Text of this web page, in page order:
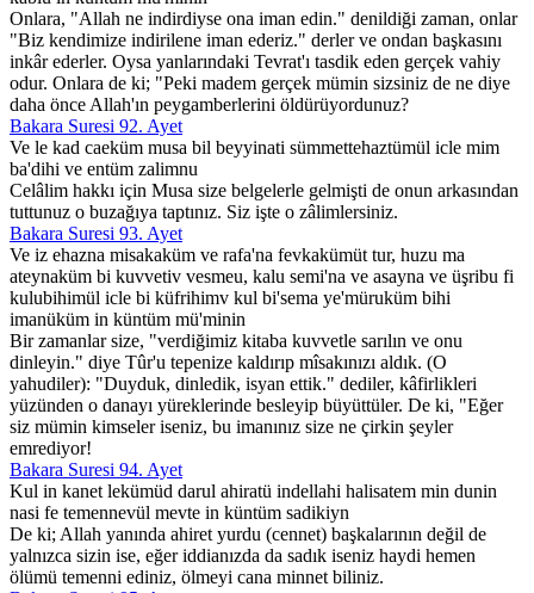
Onlara, "Allah ne indirdiyse ona iman edin." denildiği zaman, onlar
"Biz kendimize indirilene iman ederiz." derler ve ondan başkasını
inkâr ederler. Oysa yanlarındaki Tevrat'ı tasdik eden gerçek vahiy
odur. Onlara de ki; "Peki madem gerçek mümin sizsiniz de ne diye
daha önce Allah'ın peygamberlerini öldürüyordunuz?
Bakara Suresi 92. Ayet
Ve le kad caeküm musa bil beyyinati sümmettehaztümül icle mim
ba'dihi ve entüm zalimnu
Celâlim hakkı için Musa size belgelerle gelmişti de onun arkasından
tuttunuz o buzağıya taptınız. Siz işte o zâlimlersiniz.
Bakara Suresi 93. Ayet
Ve iz ehazna misakaküm ve rafa'na fevkakümüt tur, huzu ma
ateynaküm bi kuvvetiv vesmeu, kalu semi'na ve asayna ve üşribu fi
kulubihimül icle bi küfrihimv kul bi'sema ye'müruküm bihi
imanüküm in küntüm mü'minin
Bir zamanlar size, "verdiğimiz kitaba kuvvetle sarılın ve onu
dinleyin." diye Tûr'u tepenize kaldırıp mîsakınızı aldık. (O
yahudiler): "Duyduk, dinledik, isyan ettik." dediler, kâfirlikleri
yüzünden o danayı yüreklerinde besleyip büyüttüler. De ki, "Eğer
siz mümin kimseler iseniz, bu imanınız size ne çirkin şeyler
emrediyor!
Bakara Suresi 94. Ayet
Kul in kanet lekümüd darul ahiratü indellahi halisatem min dunin
nasi fe temennevül mevte in küntüm sadikiyn
De ki; Allah yanında ahiret yurdu (cennet) başkalarının değil de
yalnızca sizin ise, eğer iddianızda da sadık iseniz haydi hemen
ölümü temenni ediniz, ölmeyi cana minnet biliniz.